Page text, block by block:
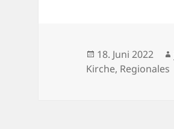
Veröffentlicht
am
18. Juni 2022
Kirche, Regionales